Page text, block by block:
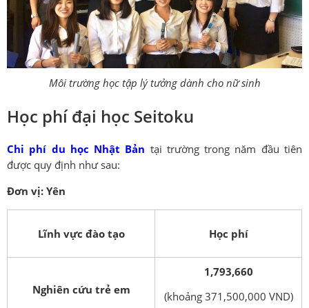
Môi trường học tập lý tưởng dành cho nữ sinh
Học phí đại học Seitoku
Chi phí du học Nhật Bản tại trường trong năm đầu tiên
được quy định như sau:
Đơn vị: Yên
Lĩnh vực đào tạo Học phí
Nghiên cứu trẻ em
1,793,660
(khoảng 371,500,000 VND)